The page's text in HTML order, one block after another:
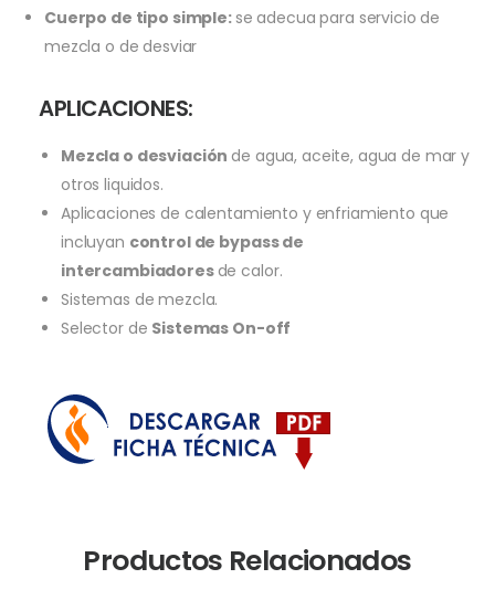
Cuerpo de tipo simple: se adecua para servicio de
mezcla o de desviar
APLICACIONES:
Mezcla o desviación de agua, aceite, agua de mar y
otros liquidos.
Aplicaciones de calentamiento y enfriamiento que
incluyan control de bypass de
intercambiadores de calor.
Sistemas de mezcla.
Selector de Sistemas On-off
Productos Relacionados